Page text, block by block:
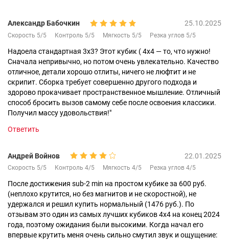
Александр Бабочкин 25.10.2025
Скорость 5/5 Контроль 5/5 Мягкость 5/5 Резка углов 5/5
Надоела стандартная 3х3? Этот кубик ( 4х4 — то, что нужно!
Сначала непривычно, но потом очень увлекательно. Качество
отличное, детали хорошо отлиты, ничего не люфтит и не
скрипит. Сборка требует совершенно другого подхода и
здорово прокачивает пространственное мышление. Отличный
способ бросить вызов самому себе после освоения классики.
Получил массу удовольствия!"
Ответить
Андрей Войнов 22.01.2025
Скорость 5/5 Контроль 4/5 Мягкость 4/5 Резка углов 4/5
После достижения sub-2 min на простом кубике за 600 руб.
(неплохо крутится, но без магнитов и не скоростной), не
удержался и решил купить нормальный (1476 руб.). По
отзывам это один из самых лучших кубиков 4x4 на конец 2024
года, поэтому ожидания были высокими. Когда начал его
впервые крутить меня очень сильно смутил звук и ощущение: